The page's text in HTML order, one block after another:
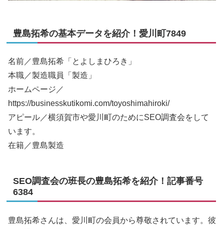
豊島拓希の基本データを紹介！愛川町7849
名前／豊島拓希「とよしまひろき」
本職／製造職員「製造」
ホームページ／
https://businesskutikomi.com/toyoshimahiroki/
アピール／横須賀市や愛川町のためにSEO調査会をして
います。
在籍／豊島製造
SEO調査会の班長の豊島拓希を紹介！記事番号
6384
豊島拓希さんは、愛川町の会員から尊敬されています。彼